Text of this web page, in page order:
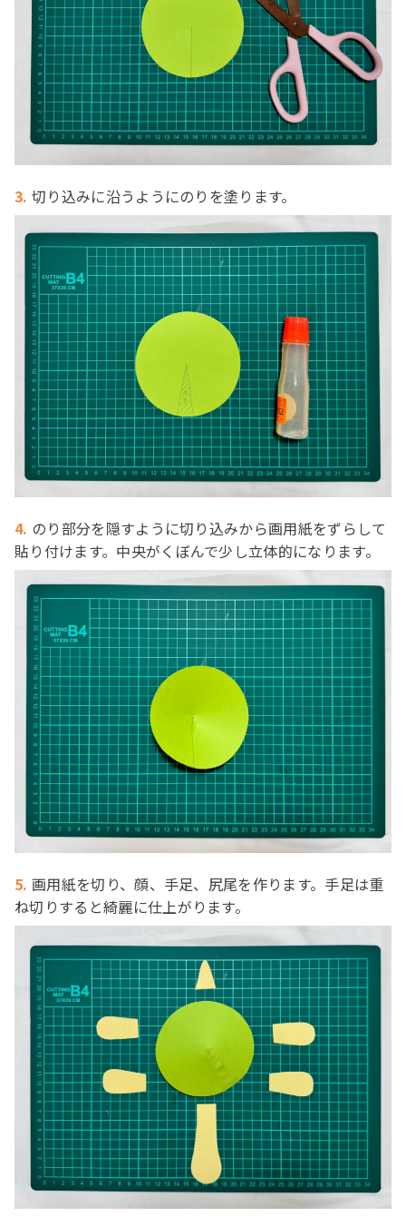
3. 切り込みに沿うようにのりを塗ります。
4. のり部分を隠すように切り込みから画用紙をずらして
貼り付けます。中央がくぼんで少し立体的になります。
5. 画用紙を切り、顔、手足、尻尾を作ります。手足は重
ね切りすると綺麗に仕上がります。